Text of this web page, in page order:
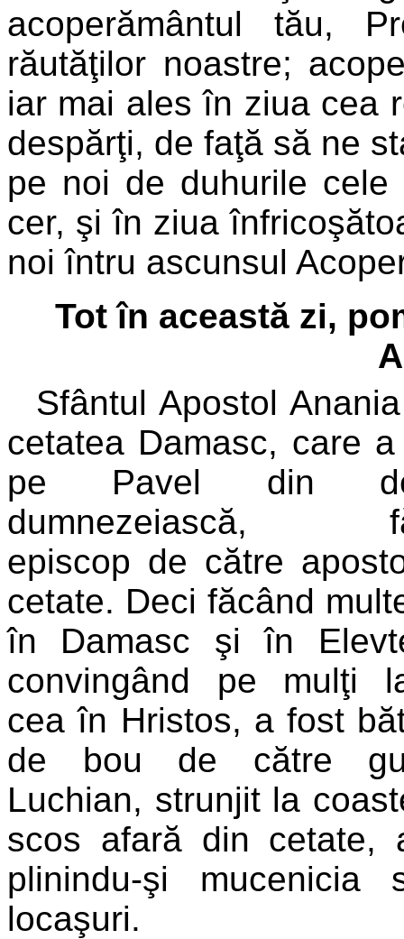
acoperământul tău,
răutăţilor noastre;
iar mai ales în ziua cea
despărţi, de faţă să ne
pe noi de duhurile
cer, şi în ziua
noi întru ascunsul
Tot în această zi,
Sfântul Apostol
cetatea Damasc, care
pe Pavel din
dumnezeiască,
episcop de către
cetate. Deci făcând
în Damasc şi în
convingând pe mulţi
cea în Hristos, a fost
de bou de către
Luchian, strunjit la
scos afară din
plinindu-şi mucenicia
locaşuri.